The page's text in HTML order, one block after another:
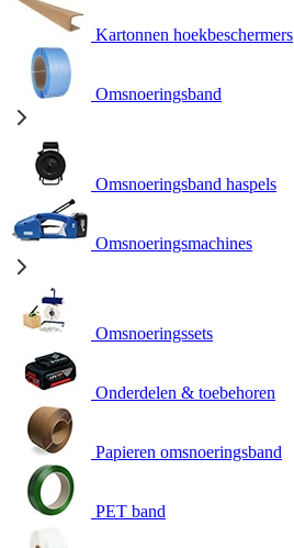
Kartonnen hoekbeschermers
Omsnoeringsband
Omsnoeringsband haspels
Omsnoeringsmachines
Omsnoeringssets
Onderdelen & toebehoren
Papieren omsnoeringsband
PET band